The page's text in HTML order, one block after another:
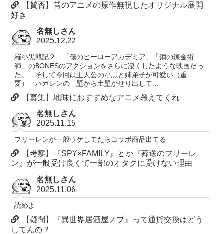
【賛否】昔のアニメの原作無視したオリジナル展開
好き
名無しさん
2025.12.22
羅小黒戦記２ 「僕のヒーローアカデミア」「鋼の錬金術
師」のBONESのアクションをさらに凄くしたような映画だっ
た。 そして今回は主人公の小黒と姉弟子が可愛い（重
要） ハガレンの「壁から土壁がせり出して...
【募集】地味におすすめなアニメ教えてくれ
名無しさん
2025.11.15
フリーレンが一般ウケしてたらコラボ商品出てる
【考察】『SPY×FAMILY』とか『葬送のフリーレ
ン』が一般受け良くて一部のオタクに受けない理由
名無しさん
2025.11.06
読めよ
【疑問】『異世界居酒屋ノブ』って通貨交換はどう
してんの？